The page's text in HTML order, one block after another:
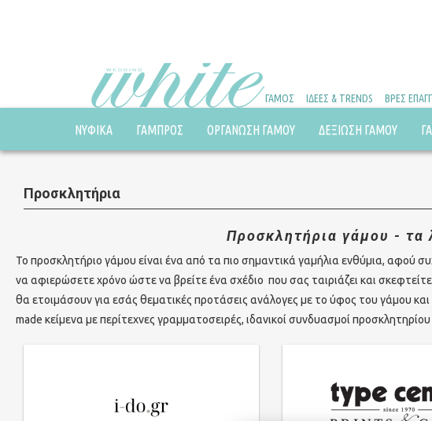
ΓΑΜΟΣ ΙΔΕΕΣ & TRENDS ΒΡΕΣ
ΝΥΦΙΚΑ ΓΑΜΠΡΟΣ ΟΡΓΑΝΩΣΗ ΓΑΜΟΥ ΔΕΞΙΩΣΗ ΓΑΜΟΥ
Προσκλητήρια
Προσκλητήρια γάμου - τα
Το προσκλητήριο γάμου είναι ένα από τα πιο σημαντικά γαμήλια ενθύμια, αφού
να αφιερώσετε χρόνο ώστε να βρείτε ένα σχέδιο που σας ταιριάζει και
θα ετοιμάσουν για εσάς θεματικές προτάσεις ανάλογες με το ύφος του γάμου
made κείμενα με περίτεχνες γραμματοσειρές, ιδανικοί συνδυασμοί